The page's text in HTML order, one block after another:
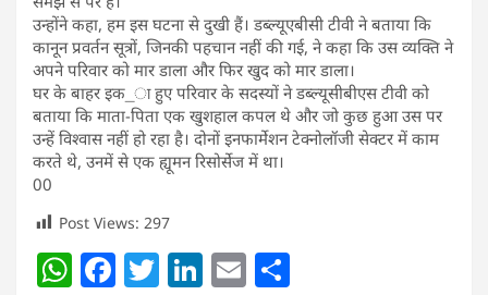
उन्होंने कहा, हम इस घटना से दुखी हैं। डब्ल्यूएबीसी टीवी ने बताया कि
कानून प्रवर्तन सूत्रों, जिनकी पहचान नहीं की गई, ने कहा कि उस व्यक्ति ने
अपने परिवार को मार डाला और फिर खुद को मार डाला।
घर के बाहर इक_ा हुए परिवार के सदस्यों ने डब्ल्यूसीबीएस टीवी को
बताया कि माता-पिता एक खुशहाल कपल थे और जो कुछ हुआ उस पर
उन्हें विश्वास नहीं हो रहा है। दोनों इनफार्मेशन टेक्नोलॉजी सेक्टर में काम
करते थे, उनमें से एक ह्यूमन रिसोर्सेज में था।
00
Post Views: 297
W F T Li E